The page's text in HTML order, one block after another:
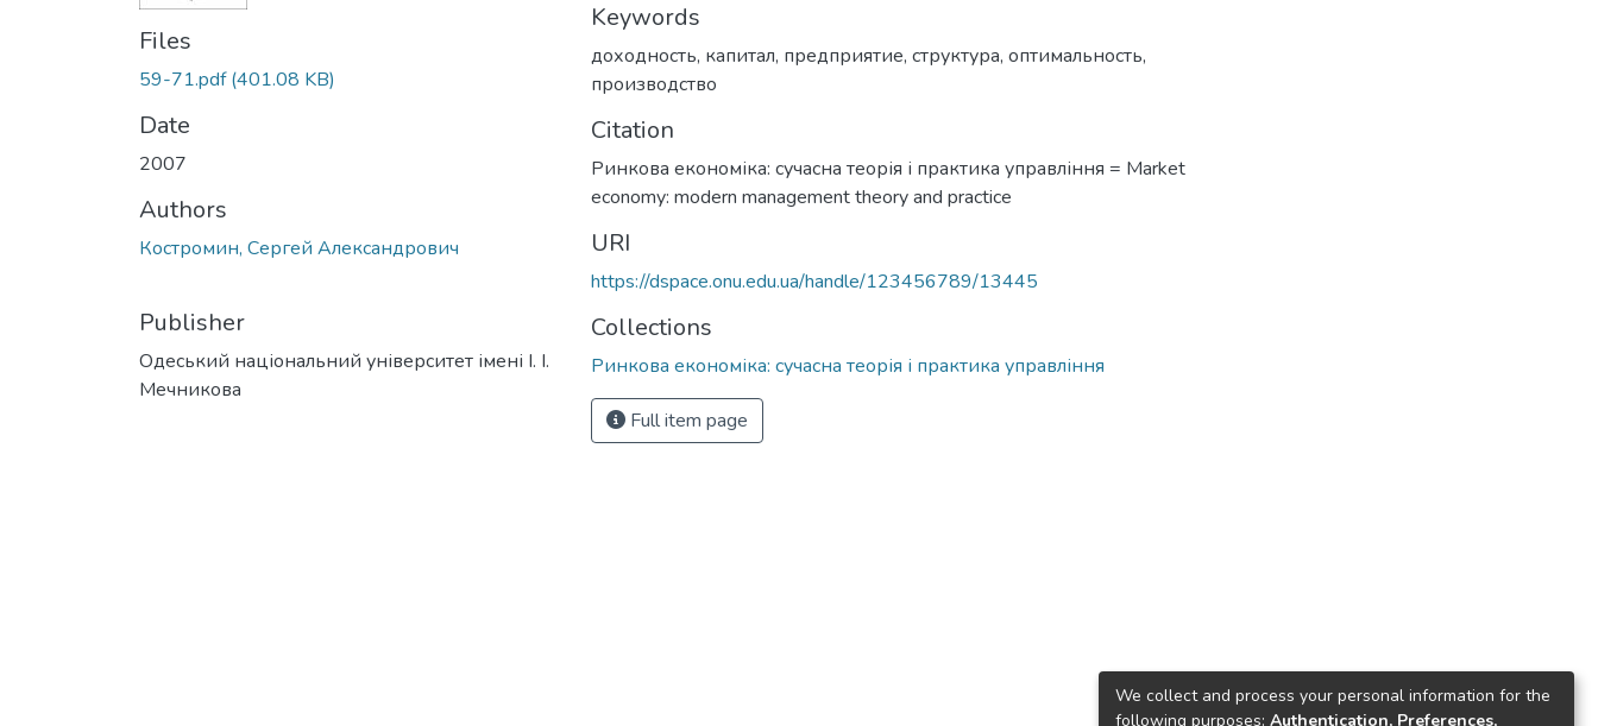
Files
59-71.pdf(401.08 KB)
Date
2007
Authors
Костромин, Сергей Александрович
Publisher
Одеський національний університет імені І. І.
Мечникова
Keywords
доходность, капитал, предприятие, структура, оптимальность,
производство
Citation
Ринкова економіка: сучасна теорія і практика управління = Market
economy: modern management theory and practice
URI
https://dspace.onu.edu.ua/handle/123456789/13445
Collections
Ринкова економіка: сучасна теорія і практика управління
Full item page
We collect and process your personal information for the
following purposes: Authentication, Preferences,